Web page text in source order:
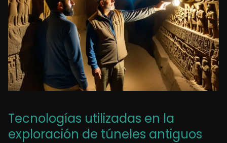
Tecnologías utilizadas en la
exploración de túneles antiguos